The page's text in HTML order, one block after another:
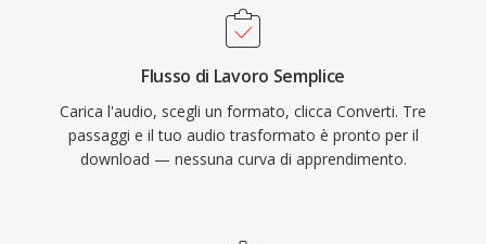
Flusso di Lavoro Semplice
Carica l'audio, scegli un formato, clicca Converti. Tre
passaggi e il tuo audio trasformato è pronto per il
download — nessuna curva di apprendimento.